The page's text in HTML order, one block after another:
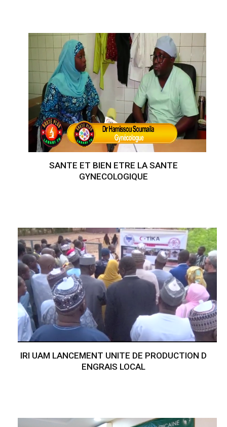
SANTE ET BIEN ETRE LA SANTE
GYNECOLOGIQUE
IRI UAM LANCEMENT UNITE DE PRODUCTION D
ENGRAIS LOCAL